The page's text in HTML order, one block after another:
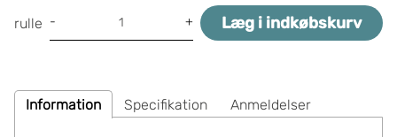
rulle - + Læg i indkøbskurv
Information Specifikation Anmeldelser